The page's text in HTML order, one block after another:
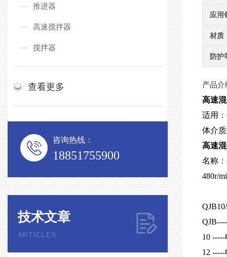
推进器
高速搅拌器
搅拌器
查看更多
咨询热线：
18851755900
技术文章
ARTICLES
应用
材质
防护
产品介
高速
适用
体介
高速
名称
480r/
10
12